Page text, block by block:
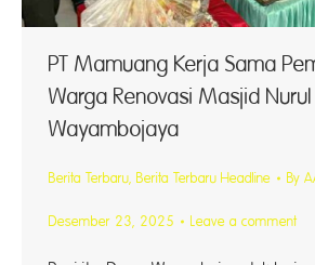
PT Mamuang Kerja Sama
Warga Renovasi Masjid
Wayambojaya
Berita Terbaru, Berita Terbaru Headline By
Desember 23, 2025 Leave a comment